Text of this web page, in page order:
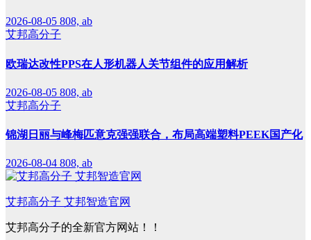
2026-08-05 808, ab
艾邦高分子
欧瑞达改性PPS在人形机器人关节组件的应用解析
2026-08-05 808, ab
艾邦高分子
锦湖日丽与峰梅匹意克强强联合，布局高端塑料PEEK国产化
2026-08-04 808, ab
艾邦高分子 艾邦智造官网
艾邦高分子的全新官方网站！！